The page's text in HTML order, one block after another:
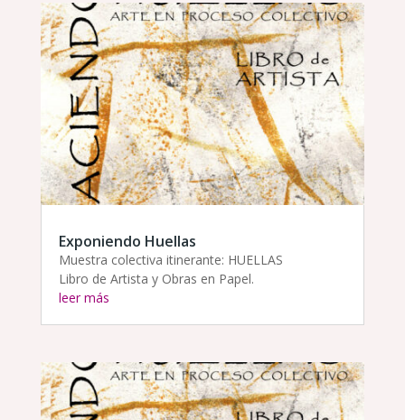
Exponiendo Huellas
Muestra colectiva itinerante: HUELLAS
Libro de Artista y Obras en Papel.
leer más